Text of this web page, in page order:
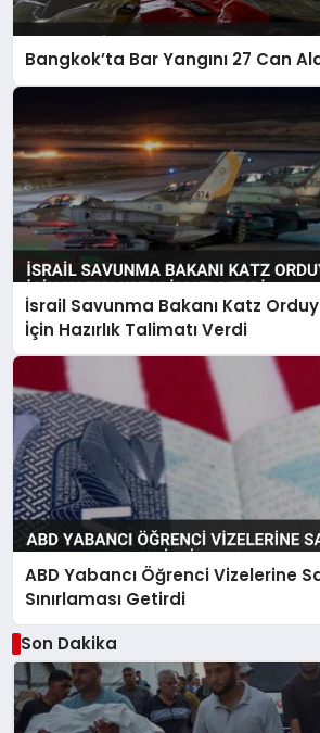
Bangkok’ta Bar Yangını 27 Can
İsrail Savunma Bakanı Katz
İçin Hazırlık Talimatı Verdi
ABD Yabancı Öğrenci Vizelerine
Sınırlaması Getirdi
Son Dakika